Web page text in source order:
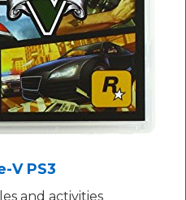
V PS3
and activities